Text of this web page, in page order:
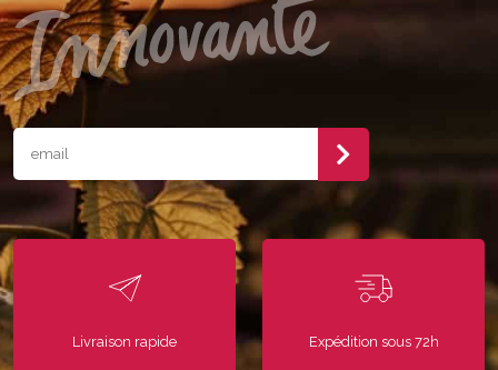
Livraison rapide Expédition sous 72h